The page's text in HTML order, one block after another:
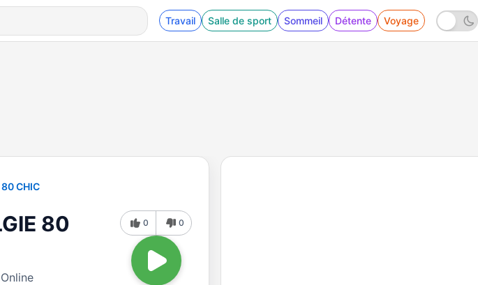
Travail Salle de sport Sommeil Détente Voyage
CHIC
80
0 0